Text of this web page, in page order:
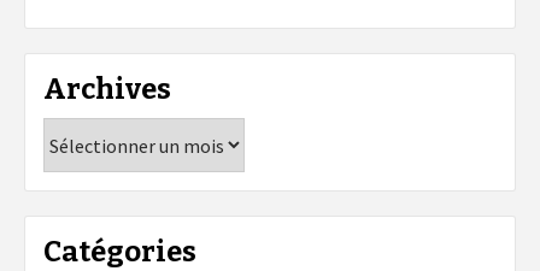
Archives
Catégories